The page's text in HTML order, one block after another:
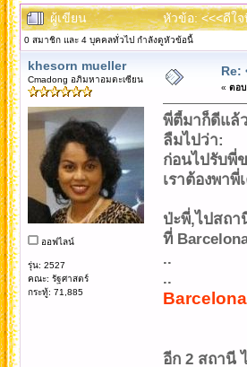
ผู้เขียน หัวข้อ: <<<ดีใ
0 สมาชิก และ 4 บุคคลทั่วไป กำลังดูหัวข้อนี้
khesorn mueller
Cmadong อภิมหาอมตะเซียน
ออฟไลน์
รุ่น: 2527
คณะ: รัฐศาสตร์
กระทู้: 71,885
Re:
« ตอบ
พี่ตี้มาก็ดีแล้
ลืมไปว่า:
ก่อนไปรับพี่
เราต้องพา
ป่ะพี่,ไปสถา
ที่
..
..
อีก 2 สถานี